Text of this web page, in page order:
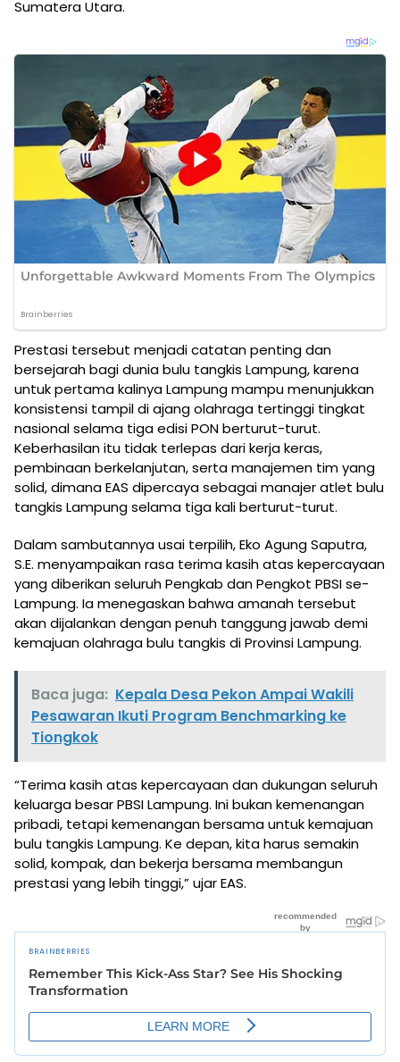
Sumatera Utara.
Prestasi tersebut menjadi catatan penting dan
bersejarah bagi dunia bulu tangkis Lampung, karena
untuk pertama kalinya Lampung mampu menunjukkan
konsistensi tampil di ajang olahraga tertinggi tingkat
nasional selama tiga edisi PON berturut-turut.
Keberhasilan itu tidak terlepas dari kerja keras,
pembinaan berkelanjutan, serta manajemen tim yang
solid, dimana EAS dipercaya sebagai manajer atlet bulu
tangkis Lampung selama tiga kali berturut-turut.
Dalam sambutannya usai terpilih, Eko Agung Saputra,
S.E. menyampaikan rasa terima kasih atas kepercayaan
yang diberikan seluruh Pengkab dan Pengkot PBSI se-
Lampung. Ia menegaskan bahwa amanah tersebut
akan dijalankan dengan penuh tanggung jawab demi
kemajuan olahraga bulu tangkis di Provinsi Lampung.
Baca juga: Kepala Desa Pekon Ampai Wakili
Pesawaran Ikuti Program Benchmarking ke
Tiongkok
“Terima kasih atas kepercayaan dan dukungan seluruh
keluarga besar PBSI Lampung. Ini bukan kemenangan
pribadi, tetapi kemenangan bersama untuk kemajuan
bulu tangkis Lampung. Ke depan, kita harus semakin
solid, kompak, dan bekerja bersama membangun
prestasi yang lebih tinggi,” ujar EAS.